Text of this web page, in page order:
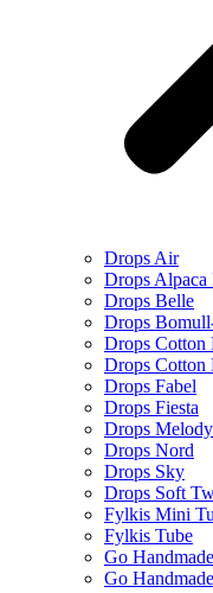
Drops Air
Drops Alpaca
Drops Belle
Drops
Drops Cotton
Drops Cotton
Drops Fabel
Drops Fiesta
Drops Melody
Drops Nord
Drops Sky
Drops Soft
Fylkis Mini
Fylkis Tube
Go
Go